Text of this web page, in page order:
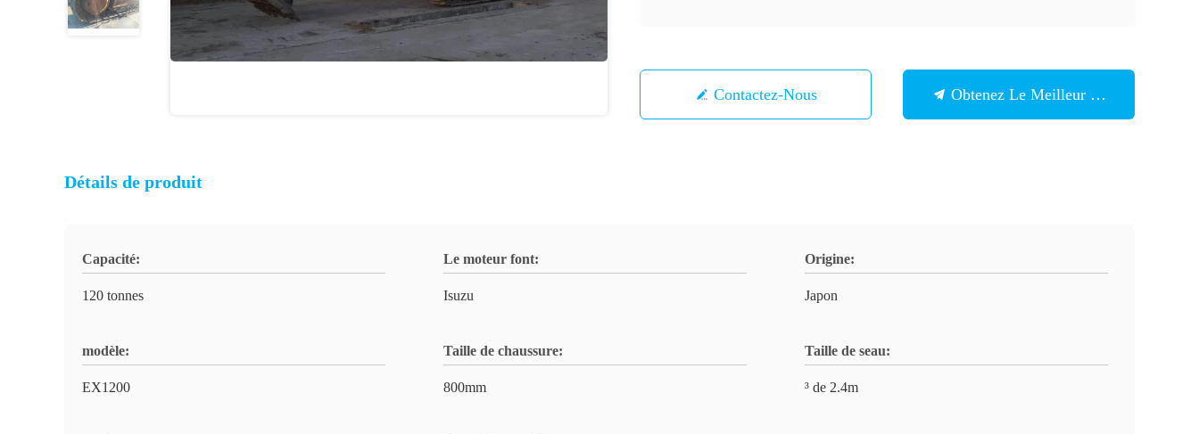
Contactez-Nous Obtenez Le Meilleur Prix
Détails de produit
Capacité:
120 tonnes
Le moteur font:
Isuzu
Origine:
Japon
modèle:
EX1200
Taille de chaussure:
800mm
Taille de seau:
³ de 2.4m